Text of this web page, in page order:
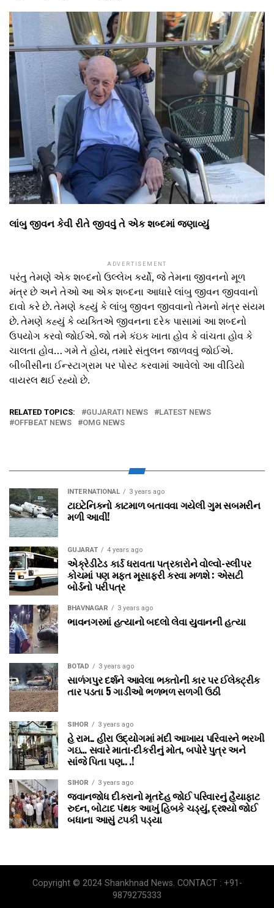
લાંબુ જીવન કેવી રીતે જીવવું તે એક શબ્દમાં જણાવ્યું
ADVERTISEMENT
પરંતુ તેમણે એક શબ્દનો ઉલ્લેખ કર્યો, જે તેમના જીવનનો મૂળ
મંત્ર છે અને તેઓ આ એક શબ્દના આધારે લાંબુ જીવન જીવવાનો
દાવો કરે છે. તેમણે કહ્યું કે લાંબુ જીવન જીવવાનો તેમનો મંત્ર સંયમ
છે. તેમણે કહ્યું કે વ્યક્તિએ જીવનના દરેક પાસામાં આ શબ્દનો
ઉપયોગ કરવો જોઈએ. જો તમે કંઇક ખાતા હોવ કે વાંચતા હોવ કે
ચાલતા હોવ… ગમે તે હોય, તમારે સંતુલન જાળવવું જોઈએ.
બીબીસીના ઈન્સ્ટાગ્રામ પર પોસ્ટ કરવામાં આવેલો આ વીડિયો
વાયરલ થઈ રહ્યો છે.
RELATED TOPICS: GUJARATI NEWS
LATEST NEWS
OFFBEAT NEWS
OMG NEWS
INTERNATIONAL 3 years ago
ટાઇટેનિકનો કાટમાળ બતાવવા ગયેલી ગુમ સબમરીન
મળી આવી!
GUJARAT 4 years ago
એક્રેડીટેડ કાર્ડ ધરાવતા પત્રકારોને વોલ્‍વો-સ્‍લીપર
કોચમાં પણ મફત મૂસાફરી કરવા મળશે : એસટી
બોર્ડનો પરીપત્ર
BHAVNAGAR 3 years ago
ભાવનગરમાં હત્યાનો બદલો લેવા યુવાનની હત્યા
BOTAD 3 years ago
સાળંગપુર દર્શને આવેલા ભક્તોની કાર પર ઈલેક્ટ્રીક
તાર પડતા 5 ગાડીઓ ભળભળ સળગી ઉઠી
SIHOR 3 years ago
હે રામ.. હીરા ઉદ્યોગમાં મંદી આખાય પરિવારને ભરખી
ગઇ… સવારે માતા-દીકરીનું મોત, બપોરે પુત્ર અને
સાંજે પિતા પણ.. .!
SIHOR 3 years ago
જવાનજોધ દીકરાનો મૃતદેહ જોઈ પરિવારનું હૈયાફાટ
રુદન, બોટાદ પંથક આખું હિબકે ચડ્યું, દ્રશ્યો જોઈ
બધાના આસું ટપકી પડ્યા
Copyright © 2024 Shankhnad News. CONTACT : +91-
9879275333